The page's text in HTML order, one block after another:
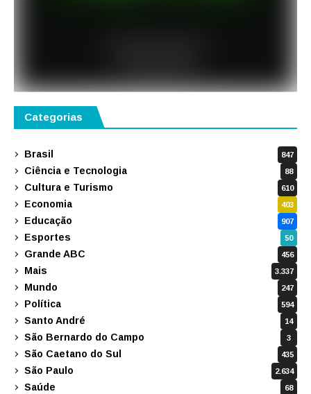
Categorias
Brasil 847
Ciência e Tecnologia 88
Cultura e Turismo 610
Economia 403
Educação 907
Esportes 50
Grande ABC 456
Mais 3.337
Mundo 247
Política 594
Santo André 14
São Bernardo do Campo 3
São Caetano do Sul 435
São Paulo 2.634
Saúde 68